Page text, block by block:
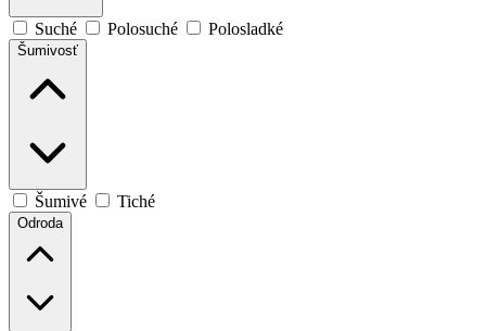
Suché Polosuché Polosladké
Šumivosť
Šumivé Tiché
Odroda